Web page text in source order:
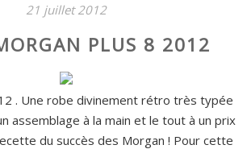
21 juillet 2012
PLUS 8 2012
. Une robe divinement rétro très typée
assemblage à la main et le tout à un prix
du succès des Morgan ! Pour cette